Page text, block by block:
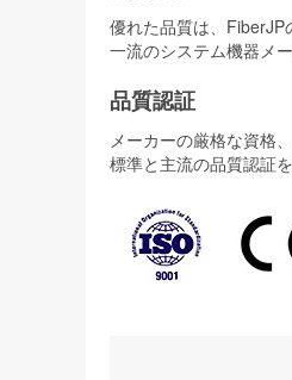
優れた品質は、FiberJP
一流のシステム機器メ
品質認証
メーカーの厳格な資格
標準と主流の品質認証